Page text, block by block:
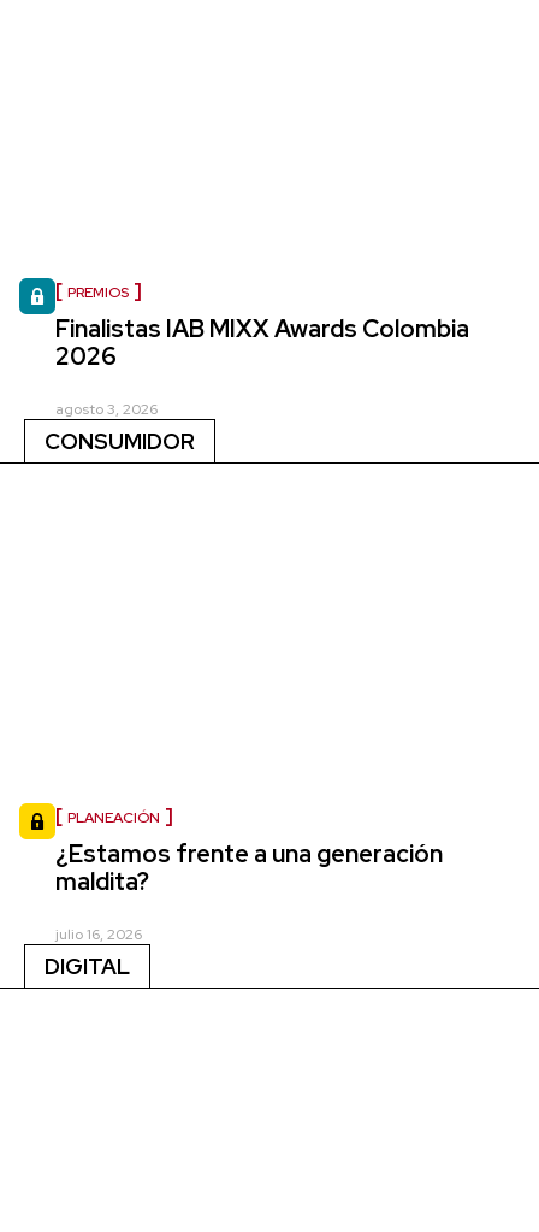
PREMIOS
Finalistas IAB MIXX Awards Colombia
2026
agosto 3, 2026
CONSUMIDOR
PLANEACIÓN
¿Estamos frente a una generación
maldita?
julio 16, 2026
DIGITAL